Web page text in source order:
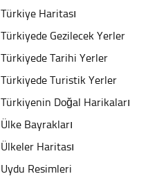
Türkiye Haritası
Türkiyede Gezilecek Yerler
Türkiyede Tarihi Yerler
Türkiyede Turistik Yerler
Türkiyenin Doğal Harikaları
Ülke Bayrakları
Ülkeler Haritası
Uydu Resimleri